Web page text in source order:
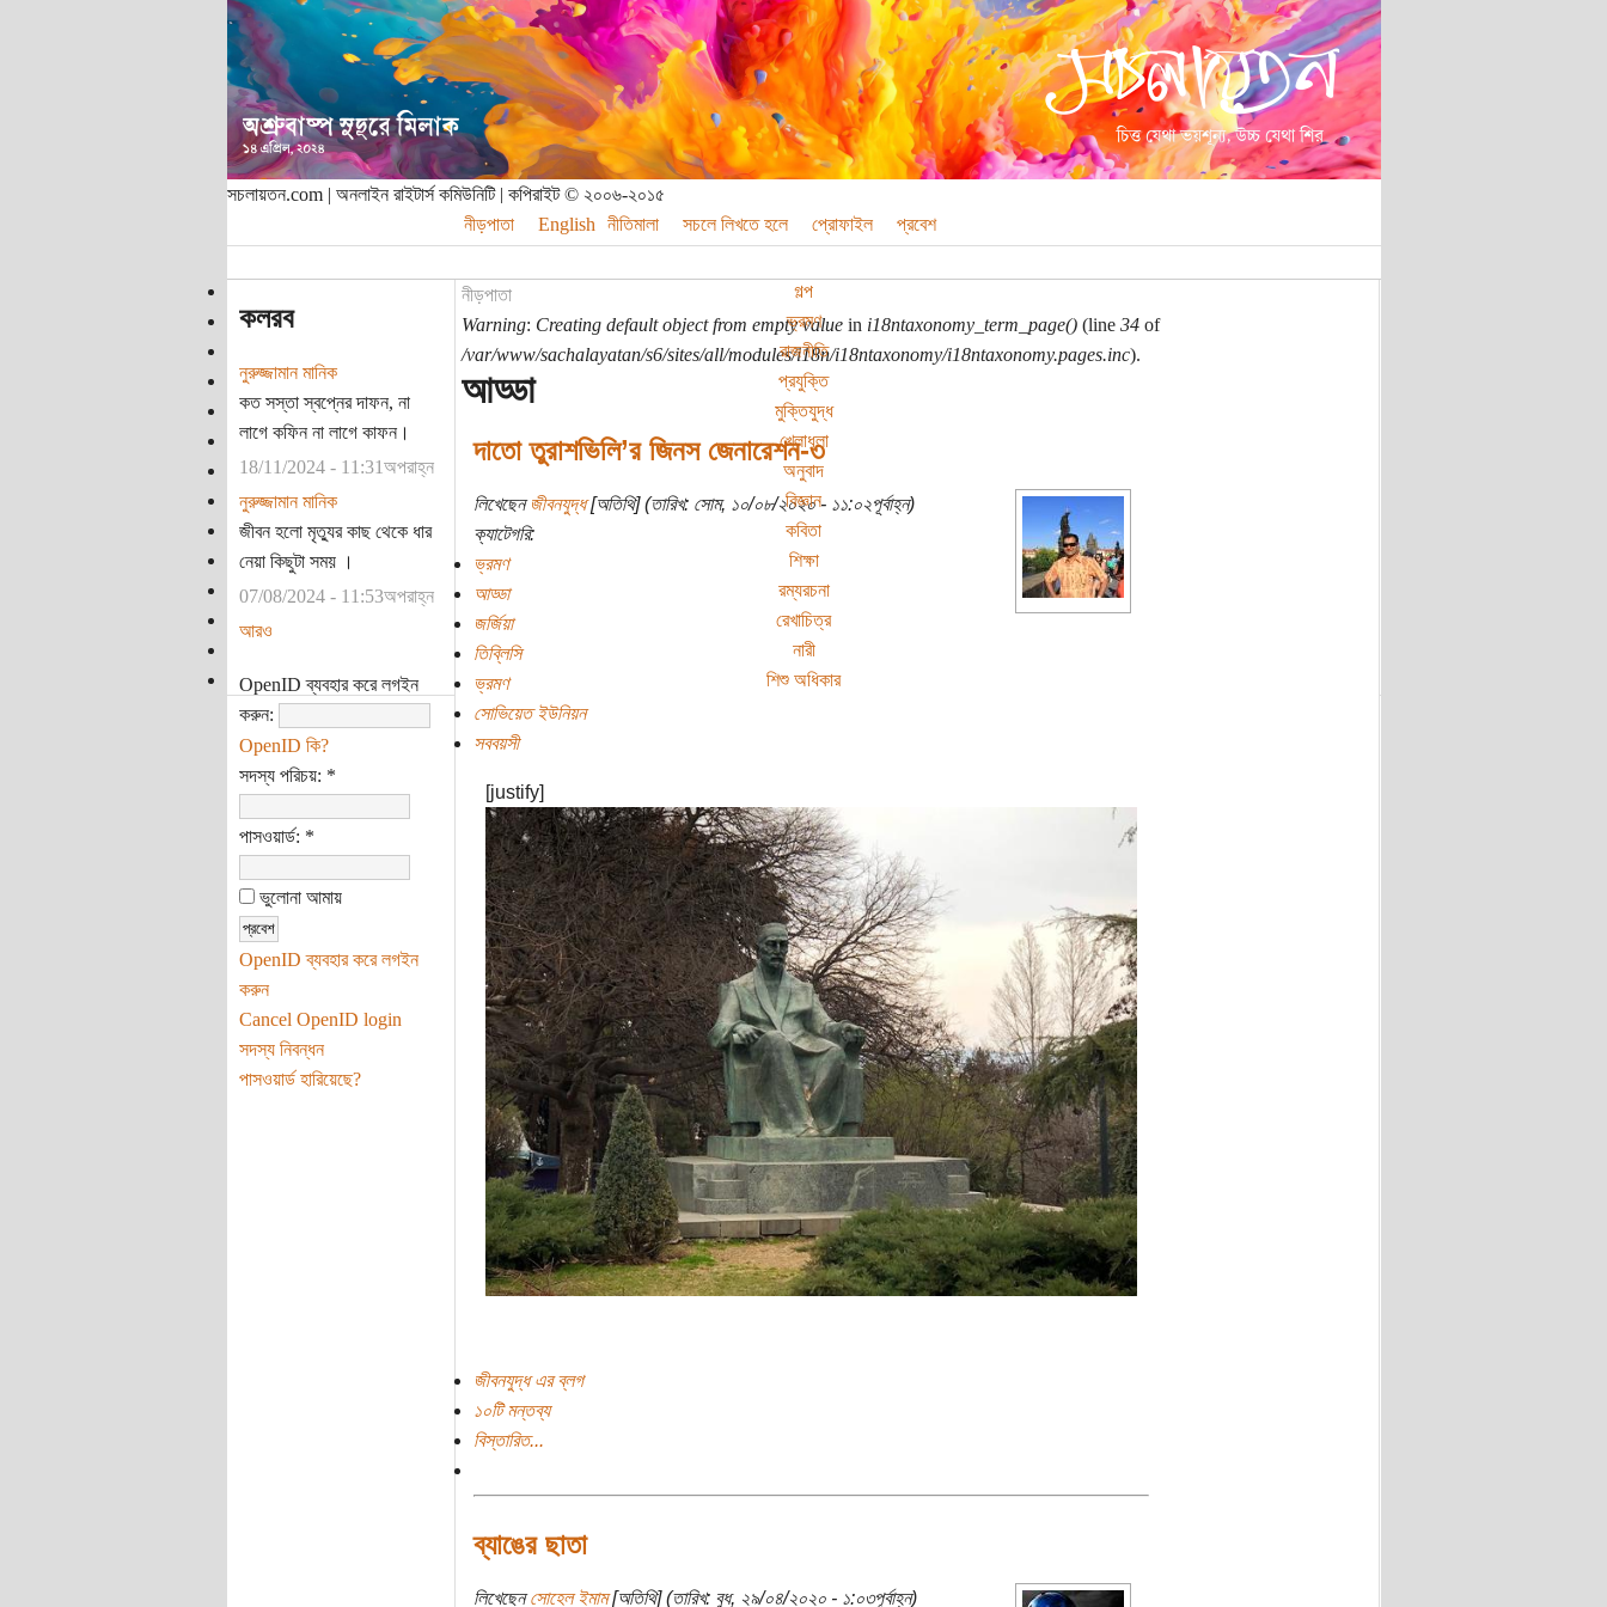
সচলায়তন.com | অনলাইন রাইটার্স কমিউনিটি | কপিরাইট © ২০০৬-২০১৫
নীড়পাতা
English নীতিমালা সচলে লিখতে হলে প্রোফাইল প্রবেশ
গল্প
ভ্রমণ
রাজনীতি
প্রযুক্তি
মুক্তিযুদ্ধ
খেলাধুলা
অনুবাদ
বিজ্ঞান
কবিতা
শিক্ষা
রম্যরচনা
রেখাচিত্র
নারী
শিশু অধিকার
কলরব
নুরুজ্জামান মানিক
কত সস্তা স্বপ্নের দাফন, না
লাগে কফিন না লাগে কাফন।
18/11/2024 - 11:31অপরাহ্ন
নুরুজ্জামান মানিক
জীবন হলো মৃত্যুর কাছ থেকে ধার
নেয়া কিছুটা সময় ।
07/08/2024 - 11:53অপরাহ্ন
আরও
OpenID ব্যবহার করে লগইন
করুন:
OpenID কি?
সদস্য পরিচয়: *
পাসওয়ার্ড: *
ভুলোনা আমায়
OpenID ব্যবহার করে লগইন
করুন
Cancel OpenID login
সদস্য নিবন্ধন
পাসওয়ার্ড হারিয়েছে?
নীড়পাতা
Warning: Creating default object from empty valuein i18ntaxonomy_term_page()(line 34of
/var/www/sachalayatan/s6/sites/all/modules/i18n/i18ntaxonomy/i18ntaxonomy.pages.inc).
আড্ডা
দাতো তুরাশভিলি’র জিনস জেনারেশন-৩
লিখেছেনজীবনযুদ্ধ[অতিথি] (তারিখ: সোম, ১০/০৮/২০২০ - ১১:০২পূর্বাহ্ন)
ক্যাটেগরি:
ভ্রমণ
আড্ডা
জর্জিয়া
তিব্লিসি
ভ্রমণ
সোভিয়েত ইউনিয়ন
সববয়সী
[justify]
জীবনযুদ্ধ এর ব্লগ
১০টি মন্তব্য
বিস্তারিত...
ব্যাঙের ছাতা
লিখেছেনসোহেল ইমাম[অতিথি] (তারিখ: বুধ, ২৯/০৪/২০২০ - ১:০৩পূর্বাহ্ন)